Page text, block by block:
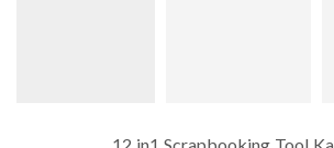
12 in1 Scrapbooking Tool